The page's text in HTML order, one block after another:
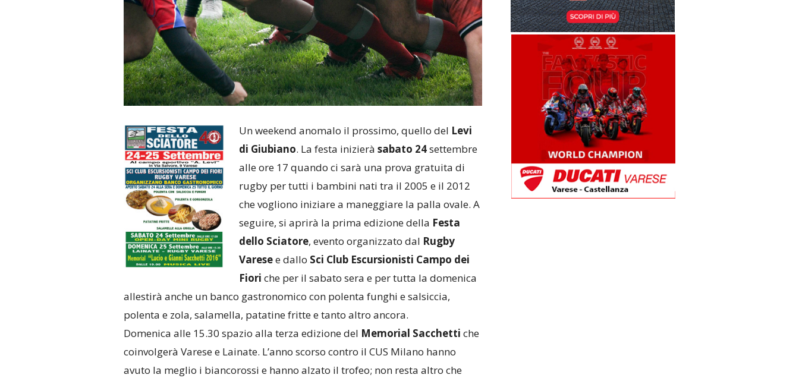
Un weekend anomalo il prossimo, quello del Levi
di Giubiano. La festa inizierà sabato 24settembre
alle ore 17 quando ci sarà una prova gratuita di
rugby per tutti i bambini nati tra il 2005 e il 2012
che vogliono iniziare a maneggiare la palla ovale. A
seguire, si aprirà la prima edizione della Festa
dello Sciatore, evento organizzato dal Rugby
Varesee dallo Sci Club Escursionisti Campo dei
Fiori che per il sabato sera e per tutta la domenica
allestirà anche un banco gastronomico con polenta funghi e salsiccia,
polenta e zola, salamella, patatine fritte e tanto altro ancora.
Domenica alle 15.30 spazio alla terza edizione del Memorial Sacchetti che
coinvolgerà Varese e Lainate. L’anno scorso contro il CUS Milano hanno
avuto la meglio i biancorossi e hanno alzato il trofeo; non resta altro che